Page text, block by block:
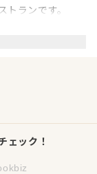
ランです。
境と充実の福利
チェリー) みな
ェック！